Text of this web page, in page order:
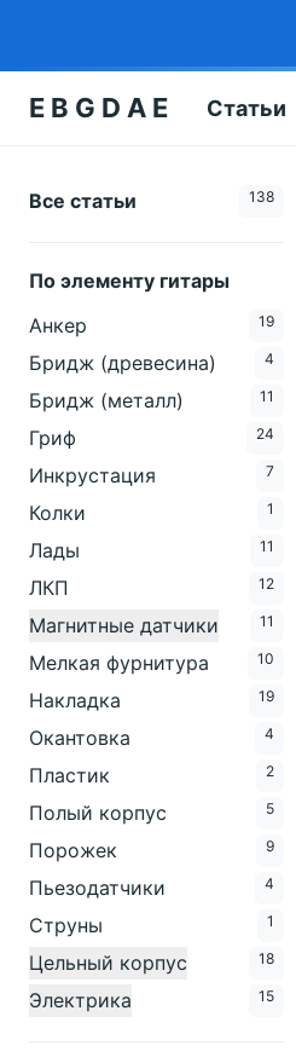
E B G D A E Статьи
Все статьи 138
По элементу гитары
Анкер
19
Бридж (древесина) 4
Бридж (металл) 11
Гриф 24
Инкрустация 7
Колки 1
Лады 11
ЛКП 12
Магнитные датчики 11
Мелкая фурнитура 10
Накладка 19
Окантовка 4
Пластик 2
Полый корпус 5
Порожек 9
Пьезодатчики 4
Струны 1
Цельный корпус 18
Электрика 15